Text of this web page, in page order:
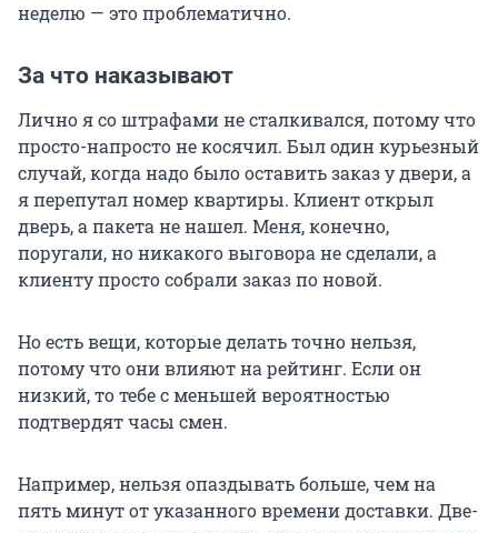
неделю — это проблематично.
За что наказывают
Лично я со штрафами не сталкивался, потому что
просто-напросто не косячил. Был один курьезный
случай, когда надо было оставить заказ у двери, а
я перепутал номер квартиры. Клиент открыл
дверь, а пакета не нашел. Меня, конечно,
поругали, но никакого выговора не сделали, а
клиенту просто собрали заказ по новой.
Но есть вещи, которые делать точно нельзя,
потому что они влияют на рейтинг. Если он
низкий, то тебе с меньшей вероятностью
подтвердят часы смен.
Например, нельзя опаздывать больше, чем на
пять минут от указанного времени доставки. Две-